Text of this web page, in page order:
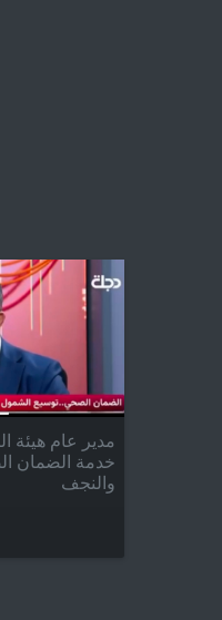
مدير عام هيئة
خدمة الضمان
والنجف